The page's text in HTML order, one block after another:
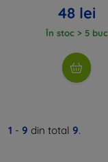
48 lei
În stoc > 5 buc
1 - 9 din total 9.